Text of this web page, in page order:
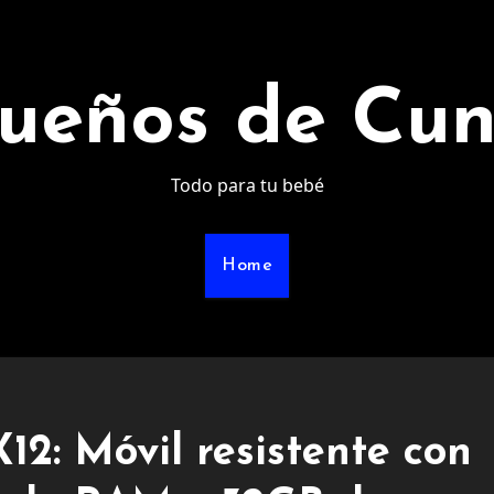
de
Todo para tu bebé
Home
Móvil resistente con